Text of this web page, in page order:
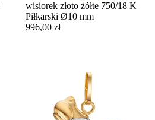
wisiorek złoto żółte 750/18 K
Piłkarski Ø10 mm
996,00 zł